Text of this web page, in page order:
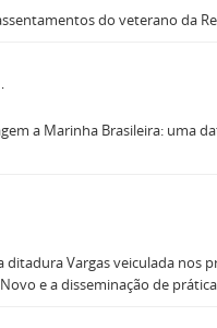
do veterano da
a Marinha Brasileira: uma
Vargas veiculada nos
e a disseminação de